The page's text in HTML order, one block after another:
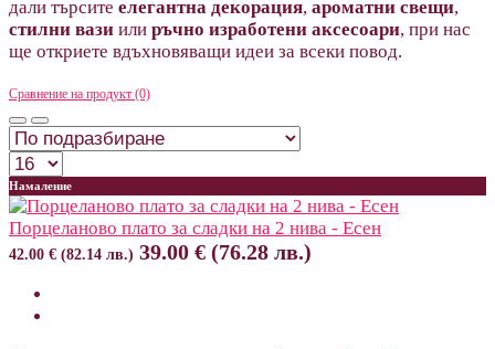
дали търсите елегантна декорация, ароматни свещи,
стилни вази или ръчно изработени аксесоари, при нас
ще откриете вдъхновяващи идеи за всеки повод.
Сравнение на продукт (0)
Намаление
Порцеланово плато за сладки на 2 нива - Есен
42.00 € (82.14 лв.) 39.00 € (76.28 лв.)